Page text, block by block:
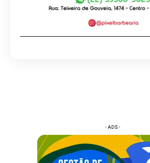
- ADS -